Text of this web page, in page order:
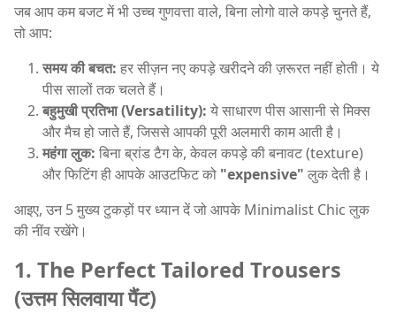
जब आप कम बजट में भी उच्च गुणवत्ता वाले, बिना लोगो वाले कपड़े चुनते हैं,
तो आप:
समय की बचत: हर सीज़न नए कपड़े खरीदने की ज़रूरत नहीं होती। ये
पीस सालों तक चलते हैं।
बहुमुखी प्रतिभा (Versatility): ये साधारण पीस आसानी से मिक्स
और मैच हो जाते हैं, जिससे आपकी पूरी अलमारी काम आती है।
महंगा लुक: बिना ब्रांड टैग के, केवल कपड़े की बनावट (texture)
और फिटिंग ही आपके आउटफिट को "expensive" लुक देती है।
आइए, उन 5 मुख्य टुकड़ों पर ध्यान दें जो आपके Minimalist Chic लुक
की नींव रखेंगे।
1. The Perfect Tailored Trousers
(उत्तम सिलवाया पैंट)